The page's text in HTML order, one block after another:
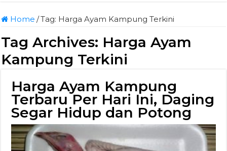
Home /Tag: Harga Ayam Kampung Terkini
Tag Archives: Harga Ayam
Kampung Terkini
Harga Ayam Kampung
Terbaru Per Hari Ini, Daging
Segar Hidup dan Potong